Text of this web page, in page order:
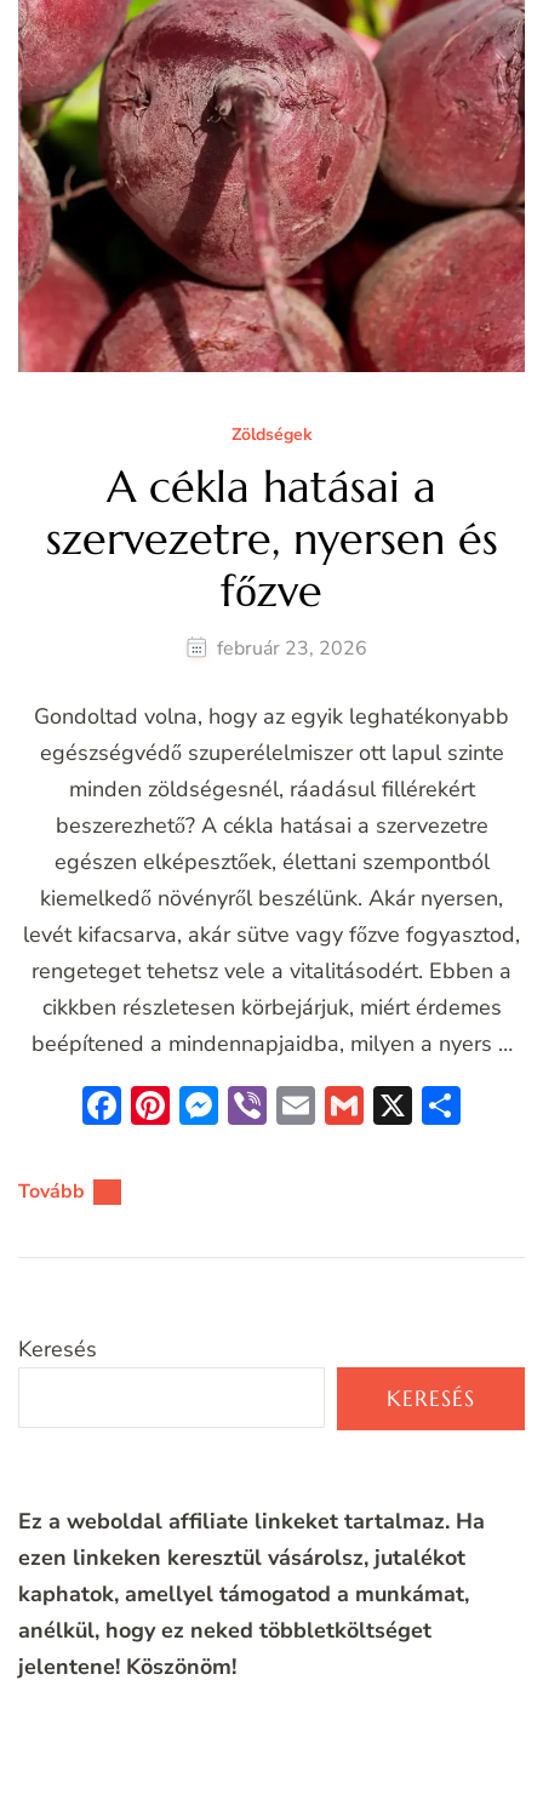
Zöldségek
A cékla hatásai a
szervezetre, nyersen és
főzve
február 23, 2026
Gondoltad volna, hogy az egyik leghatékonyabb
egészségvédő szuperélelmiszer ott lapul szinte
minden zöldségesnél, ráadásul fillérekért
beszerezhető? A cékla hatásai a szervezetre
egészen elképesztőek, élettani szempontból
kiemelkedő növényről beszélünk. Akár nyersen,
levét kifacsarva, akár sütve vagy főzve fogyasztod,
rengeteget tehetsz vele a vitalitásodért. Ebben a
cikkben részletesen körbejárjuk, miért érdemes
beépítened a mindennapjaidba, milyen a nyers …
Facebook
Pinterest
Messenger
ViberEmailGmail
X
Tovább
Keresés
KERESÉS
Ez a weboldal affiliate linkeket tartalmaz. Ha
ezen linkeken keresztül vásárolsz, jutalékot
kaphatok, amellyel támogatod a munkámat,
anélkül, hogy ez neked többletköltséget
jelentene! Köszönöm!